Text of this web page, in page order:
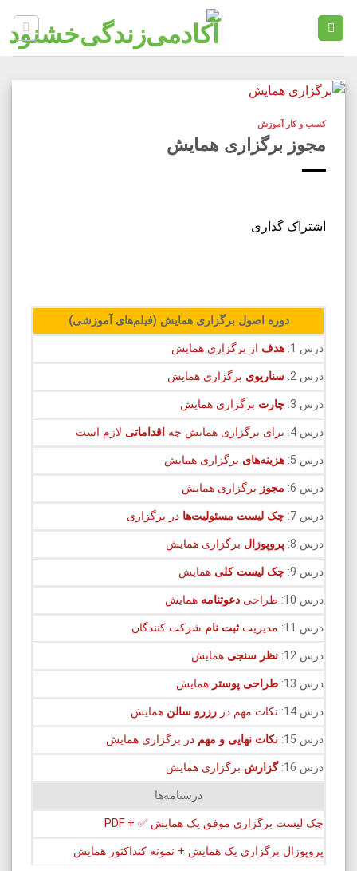
کسب و کار آموزش
مجوز برگزاری همایش
اشتراک گذاری
دوره اصول برگزاری همایش (فیلم‌های آموزشی)
درس 1: هدف از برگزاری همایش
درس 2: سناریوی برگزاری همایش
درس 3: چارت برگزاری همایش
درس 4: برای برگزاری همایش چه اقداماتی لازم است
درس 5: هزینه‌های برگزاری همایش
درس 6: مجوز برگزاری همایش
درس 7: چک لیست مسئولیت‌ها در برگزاری
درس 8: پروپوزال برگزاری همایش
درس 9: چک لیست کلی همایش
درس 10: طراحی دعوتنامه همایش
درس 11: مدیریت ثبت نام شرکت کنندگان
درس 12: نظر سنجی همایش
درس 13: طراحی پوستر همایش
درس 14: نکات مهم در رزرو سالن همایش
درس 15: نکات نهایی و مهم در برگزاری همایش
درس 16: گزارش برگزاری همایش
درسنامه‌ها
چک لیست برگزاری موفق یک همایش ✅ + PDF
پروپوزال برگزاری یک همایش + نمونه کنداکتور همایش